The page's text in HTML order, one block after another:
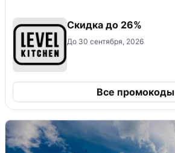
Скидка до 26%
До 30 сентября, 2026
Все промокоды